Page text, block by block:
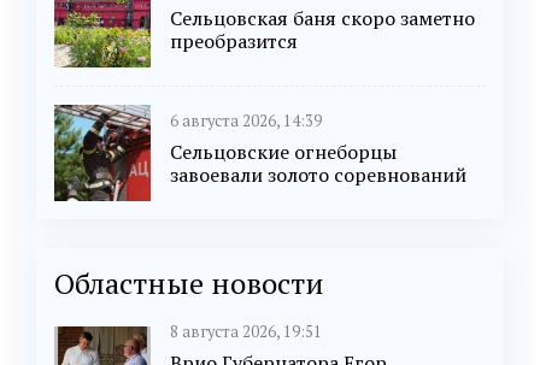
Сельцовская баня скоро заметно
преобразится
6 августа 2026, 14:39
Сельцовские огнеборцы
завоевали золото соревнований
Областные новости
8 августа 2026, 19:51